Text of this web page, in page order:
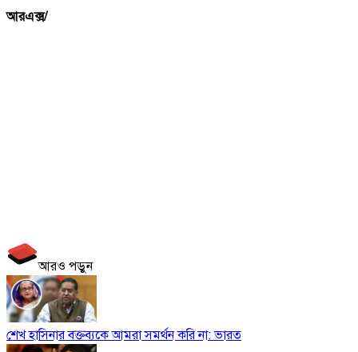
আরএক্স/
আরও পড়ুন
শেখ হাসিনার বক্তব্যকে আমরা সমর্থন করি না: ভারত